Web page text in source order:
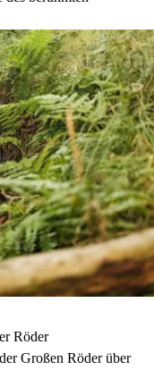
Röder
Großen Röder über